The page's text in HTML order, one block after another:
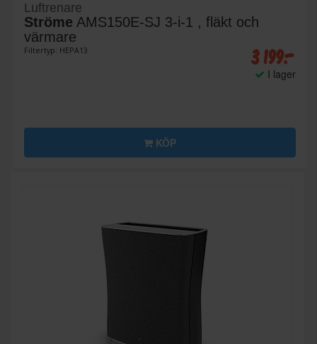
Luftrenare
Ströme AMS150E-SJ 3-i-1 , fläkt och
värmare
Filtertyp: HEPA13 3 199:-
I lager
KÖP